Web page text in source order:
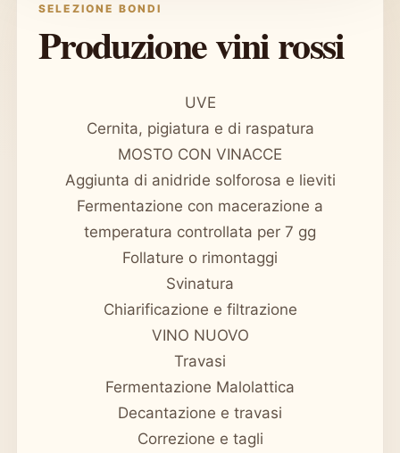
SELEZIONE BONDI
Produzione vini rossi
UVE
Cernita, pigiatura e di raspatura
MOSTO CON VINACCE
Aggiunta di anidride solforosa e lieviti
Fermentazione con macerazione a
temperatura controllata per 7 gg
Follature o rimontaggi
Svinatura
Chiarificazione e filtrazione
VINO NUOVO
Travasi
Fermentazione Malolattica
Decantazione e travasi
Correzione e tagli